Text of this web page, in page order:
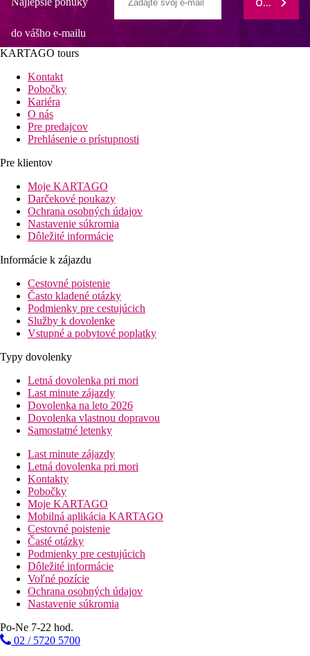
do vášho e-mailu
KARTAGO tours
Kontakt
Pobočky
Kariéra
O nás
Pre predajcov
Prehlásenie o prístupnosti
Pre klientov
Moje KARTAGO
Darčekové poukazy
Ochrana osobných údajov
Nastavenie súkromia
Dôležité informácie
Informácie k zájazdu
Cestovné poistenie
Často kladené otázky
Podmienky pre cestujúcich
Služby k dovolenke
Vstupné a pobytové poplatky
Typy dovolenky
Letná dovolenka pri mori
Last minute zájazdy
Dovolenka na leto 2026
Dovolenka vlastnou dopravou
Samostatné letenky
Last minute zájazdy
Letná dovolenka pri mori
Kontakty
Pobočky
Moje KARTAGO
Mobilná aplikácia KARTAGO
Cestovné poistenie
Časté otázky
Podmienky pre cestujúcich
Dôležité informácie
Voľné pozície
Ochrana osobných údajov
Nastavenie súkromia
Po-Ne 7-22 hod.
02 / 5720 5700